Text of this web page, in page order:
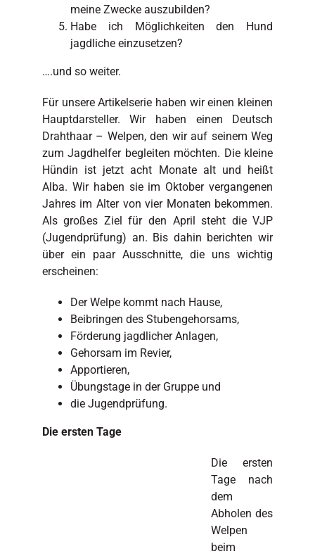
meine Zwecke auszubilden?
Habe ich Möglichkeiten den Hund
jagdliche einzusetzen?
….und so weiter.
Für unsere Artikelserie haben wir einen kleinen
Hauptdarsteller. Wir haben einen Deutsch
Drahthaar – Welpen, den wir auf seinem Weg
zum Jagdhelfer begleiten möchten. Die kleine
Hündin ist jetzt acht Monate alt und heißt
Alba. Wir haben sie im Oktober vergangenen
Jahres im Alter von vier Monaten bekommen.
Als großes Ziel für den April steht die VJP
(Jugendprüfung) an. Bis dahin berichten wir
über ein paar Ausschnitte, die uns wichtig
erscheinen:
Der Welpe kommt nach Hause,
Beibringen des Stubengehorsams,
Förderung jagdlicher Anlagen,
Gehorsam im Revier,
Apportieren,
Übungstage in der Gruppe und
die Jugendprüfung.
Die ersten Tage
Die ersten
Tage nach
dem
Abholen des
Welpen
beim